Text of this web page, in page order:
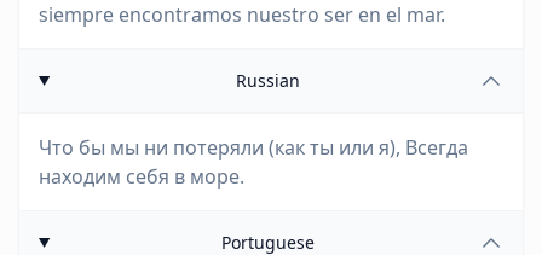
siempre encontramos nuestro ser en el mar.
Russian
Что бы мы ни потеряли (как ты или я), Всегда
находим себя в море.
Portuguese